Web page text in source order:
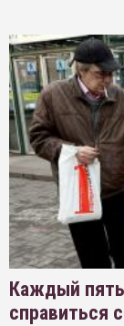
Каждый
справиться